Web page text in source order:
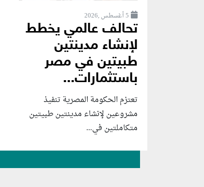
5 أغسطس ,2026
تحالف عالمي يخطط
لإنشاء مدينتين
طبيتين في مصر
باستثمارات...
تعتزم الحكومة المصرية تنفيذ
مشروعين لإنشاء مدينتين طبيتين
متكاملتين في...